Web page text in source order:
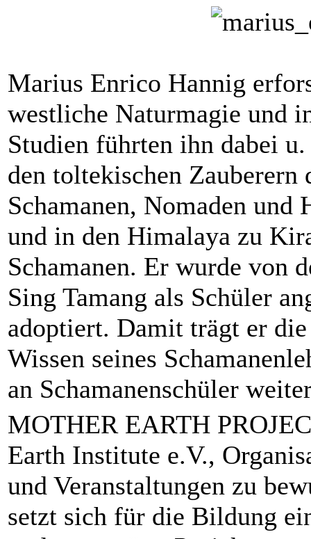
Marius Enrico Hannig
westliche Naturmagie und
Studien führten ihn dabei
den toltekischen Zauberern
Schamanen, Nomaden
und in den Himalaya zu
Schamanen. Er wurde von
Sing Tamang als Schüler
adoptiert. Damit trägt er
Wissen seines
an Schamanenschüler
MOTHER EARTH
Earth Institute e.V.,
und Veranstaltungen zu
setzt sich für die Bildung